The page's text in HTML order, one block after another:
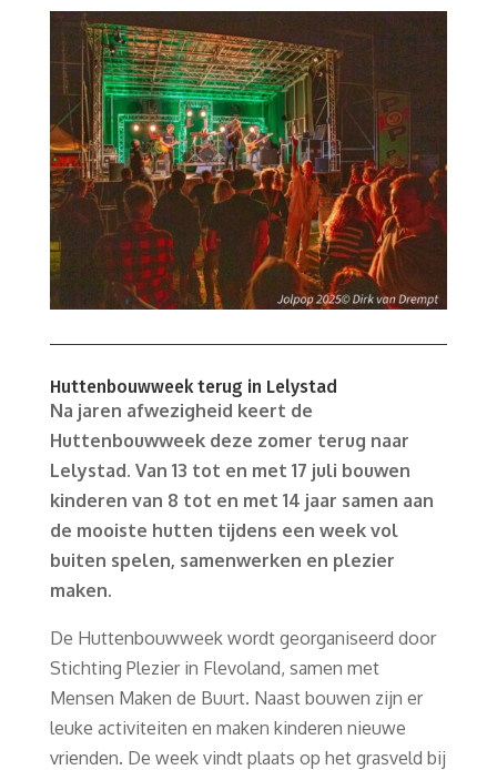
Huttenbouwweek terug in Lelystad
Na jaren afwezigheid keert de
Huttenbouwweek deze zomer terug naar
Lelystad. Van 13 tot en met 17 juli bouwen
kinderen van 8 tot en met 14 jaar samen aan
de mooiste hutten tijdens een week vol
buiten spelen, samenwerken en plezier
maken.
De Huttenbouwweek wordt georganiseerd door
Stichting Plezier in Flevoland, samen met
Mensen Maken de Buurt. Naast bouwen zijn er
leuke activiteiten en maken kinderen nieuwe
vrienden. De week vindt plaats op het grasveld bij